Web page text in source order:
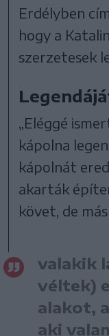
Erdélyben
hogy a
szerzetesek
„Eléggé
kápolna
kápolnát
akarták
követ, de
valakik
véltek)
alakot,
aki